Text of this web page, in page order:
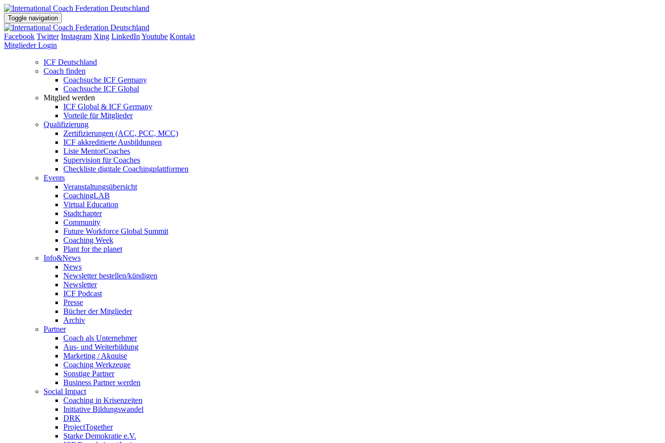
Toggle navigation
Facebook Twitter Instagram Xing LinkedIn Youtube Kontakt
Mitglieder Login
ICF Deutschland
Coach finden
Coachsuche ICF Germany
Coachsuche ICF Global
Mitglied werden
ICF Global & ICF Germany
Vorteile für Mitglieder
Qualifizierung
Zertifizierungen (ACC, PCC, MCC)
ICF akkreditierte Ausbildungen
Liste MentorCoaches
Supervision für Coaches
Checkliste digitale Coachingplattformen
Events
Veranstaltungsübersicht
CoachingLAB
Virtual Education
Stadtchapter
Community
Future Workforce Global Summit
Coaching Week
Plant for the planet
Info&News
News
Newsletter bestellen/kündigen
Newsletter
ICF Podcast
Presse
Bücher der Mitglieder
Archiv
Partner
Coach als Unternehmer
Aus- und Weiterbildung
Marketing / Akquise
Coaching Werkzeuge
Sonstige Partner
Business Partner werden
Social Impact
Coaching in Krisenzeiten
Initiative Bildungswandel
DRK
ProjectTogether
Starke Demokratie e.V.